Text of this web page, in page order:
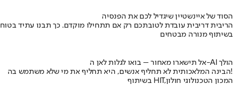
הסוד של איינשטיין שיגדיל לכם את הפנסיה
הריבית דריבית עובדת לטובתכם רק אם תתחילו מוקדם. כך תבנו עתיד בטוח
בשיתוף מנורה מבטחים
אל תישארו מאחור – בואו לגלות לאן ה-AI הולך
הבינה המלאכותית לא תחליף אנשים, היא תחליף את מי שלא משתמש בה!
בשיתוף HIT,המכון הטכנולוגי חולון